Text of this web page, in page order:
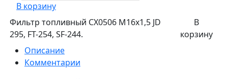
В корзину
Фильтр топливный CX0506 М16х1,5 JD
295, FT-254, SF-244.
В
корзину
Описание
Комментарии